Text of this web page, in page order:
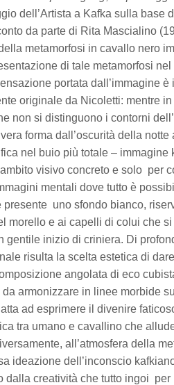
dell’Artista a Kafka sulla base
da parte di Rita Mascialino
metamorfosi in cavallo nero
di tale metamorfosi
portata dall’immagine è
originale da Nicoletti: mentre
non si distinguono i contorni
forma dall’oscurità della notte
nel buio più totale – immagine
visivo concreto e solo per
mentali dove tutto è
presente uno sfondo bianco,
morello e ai capelli di colui che
gentile inizio di criniera. Di
risulta la scelta estetica di
angolata di eco
armonizzare in linee morbide
ad esprimere il divenire
tra umano e cavallino che
all’atmosfera della
ideazione dell’inconscio
dalla creatività che tutto ingoi per